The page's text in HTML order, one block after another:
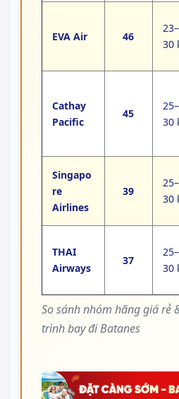
So sánh nhóm hãng giá rẻ
trình bay đi Batanes
EVA Air 46
23–
30
Cathay
Pacific
45
25–
30
Singapo
re
Airlines
39
25–
30
THAI
Airways
37
25–
30